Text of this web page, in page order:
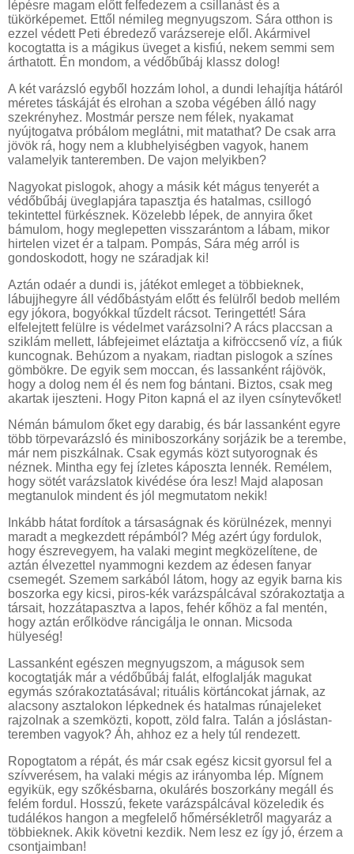
lépésre magam előtt felfedezem a csillanást és a
tükörképemet. Ettől némileg megnyugszom. Sára otthon is
ezzel védett Peti ébredező varázsereje elől. Akármivel
kocogtatta is a mágikus üveget a kisfiú, nekem semmi sem
árthatott. Én mondom, a védőbűbáj klassz dolog!
A két varázsló egyből hozzám lohol, a dundi lehajítja hátáról
méretes táskáját és elrohan a szoba végében álló nagy
szekrényhez. Mostmár persze nem félek, nyakamat
nyújtogatva próbálom meglátni, mit matathat? De csak arra
jövök rá, hogy nem a klubhelyiségben vagyok, hanem
valamelyik tanteremben. De vajon melyikben?
Nagyokat pislogok, ahogy a másik két mágus tenyerét a
védőbűbáj üveglapjára tapasztja és hatalmas, csillogó
tekintettel fürkésznek. Közelebb lépek, de annyira őket
bámulom, hogy meglepetten visszarántom a lábam, mikor
hirtelen vizet ér a talpam. Pompás, Sára még arról is
gondoskodott, hogy ne száradjak ki!
Aztán odaér a dundi is, játékot emleget a többieknek,
lábujjhegyre áll védőbástyám előtt és felülről bedob mellém
egy jókora, bogyókkal tűzdelt rácsot. Teringettét! Sára
elfelejtett felülre is védelmet varázsolni? A rács placcsan a
sziklám mellett, lábfejeimet eláztatja a kifröccsenő víz, a fiúk
kuncognak. Behúzom a nyakam, riadtan pislogok a színes
gömbökre. De egyik sem moccan, és lassanként rájövök,
hogy a dolog nem él és nem fog bántani. Biztos, csak meg
akartak ijeszteni. Hogy Piton kapná el az ilyen csínytevőket!
Némán bámulom őket egy darabig, és bár lassanként egyre
több törpevarázsló és miniboszorkány sorjázik be a terembe,
már nem piszkálnak. Csak egymás közt sutyorognak és
néznek. Mintha egy fej ízletes káposzta lennék. Remélem,
hogy sötét varázslatok kivédése óra lesz! Majd alaposan
megtanulok mindent és jól megmutatom nekik!
Inkább hátat fordítok a társaságnak és körülnézek, mennyi
maradt a megkezdett répámból? Még azért úgy fordulok,
hogy észrevegyem, ha valaki megint megközelítene, de
aztán élvezettel nyammogni kezdem az édesen fanyar
csemegét. Szemem sarkából látom, hogy az egyik barna kis
boszorka egy kicsi, piros-kék varázspálcával szórakoztatja a
társait, hozzátapasztva a lapos, fehér kőhöz a fal mentén,
hogy aztán erőlködve ráncigálja le onnan. Micsoda
hülyeség!
Lassanként egészen megnyugszom, a mágusok sem
kocogtatják már a védőbűbáj falát, elfoglalják magukat
egymás szórakoztatásával; rituális körtáncokat járnak, az
alacsony asztalokon lépkednek és hatalmas rúnajeleket
rajzolnak a szemközti, kopott, zöld falra. Talán a jóslástan-
teremben vagyok? Áh, ahhoz ez a hely túl rendezett.
Ropogtatom a répát, és már csak egész kicsit gyorsul fel a
szívverésem, ha valaki mégis az irányomba lép. Mígnem
egyikük, egy szőkésbarna, okulárés boszorkány megáll és
felém fordul. Hosszú, fekete varázspálcával közeledik és
tudálékos hangon a megfelelő hőmérsékletről magyaráz a
többieknek. Akik követni kezdik. Nem lesz ez így jó, érzem a
csontjaimban!